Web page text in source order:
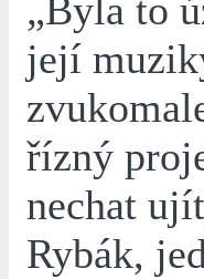
„Byla to
její
řízný
nechat
Rybák,